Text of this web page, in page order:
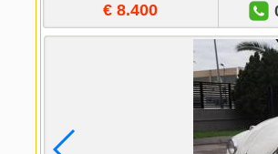
€ 8.400